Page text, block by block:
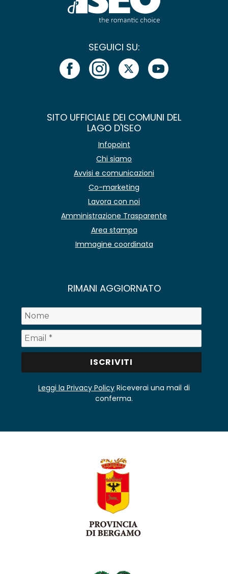
SEGUICI SU:
SITO UFFICIALE DEI COMUNI DEL
LAGO D'ISEO
Infopoint
Chi siamo
Avvisi e comunicazioni
Co-marketing
Lavora con noi
Amministrazione Trasparente
Area stampa
Immagine coordinata
RIMANI AGGIORNATO
Leggi la Privacy Policy Riceverai una mail di
conferma.